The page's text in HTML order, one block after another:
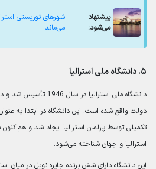
پیشنهاد
می‌شود:
شهرهای توریستی
می‌ماند
۵. دانشگاه ملی استرالیا
دانشگاه ملی استرالیا در
دولت واقع شده است. این دانشگاه در ابتدا به
تکمیلی توسط پارلمان استرالیا ایجاد شد و
استرالیا و جهان شناخته می‌شود.
این دانشگاه دارای شش برنده جایزه نوبل در میان